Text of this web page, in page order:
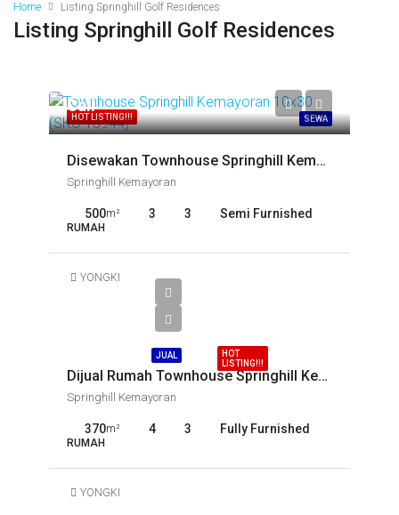
Home Listing Springhill Golf Residences
Listing Springhill Golf Residences
HOT LISTING!!! SEWA
Call
Disewakan Townhouse Springhill Kemayoran 10×30 (SKC-15944)
Springhill Kemayoran
500m² 3 3 Semi Furnished
RUMAH
YONGKI
HOT
LISTING!!!
JUAL
Dijual Rumah Townhouse Springhill Kemayoran Tahap 1 (SKC-15181)
Springhill Kemayoran
370m² 4 3 Fully Furnished
RUMAH
YONGKI